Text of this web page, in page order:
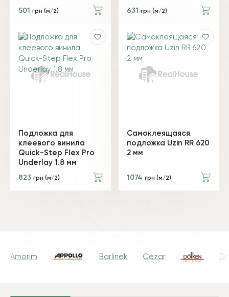
501 грн (м/2) 631 грн (м/2)
Подложка для
клеевого винила
Quick-Step Flex Pro
Underlay 1.8 мм
823 грн (м/2)
Самоклеящаяся
подложка Uzin RR 620
2 мм
1074 грн (м/2)
Amorim Barlinek Cezar